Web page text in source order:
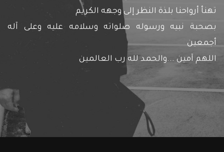
تهنأ أرواحنا بلذة النظر إلى وجهه الكريم
بصحبة نبيه ورسوله صلواته وسلامه عليه وعلى آله
أجمعين
اللهم آمين ...والحمد لله رب العالمين